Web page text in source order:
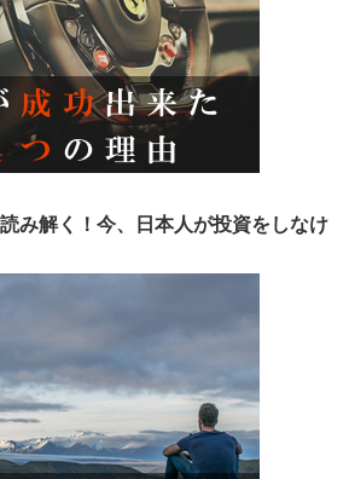
み解く！今、日本人が投資をしなけ